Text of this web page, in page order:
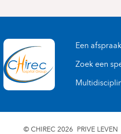
Een
Zoek een
© CHIREC 2026 PRIVE LEVEN